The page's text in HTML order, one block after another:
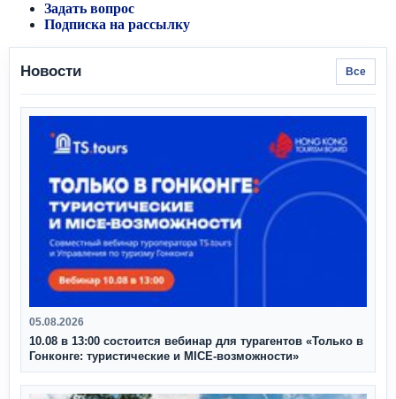
Задать вопрос
Подписка на рассылку
Новости Все
05.08.2026
10.08 в 13:00 состоится вебинар для турагентов «Только в
Гонконге: туристические и MICE-возможности»